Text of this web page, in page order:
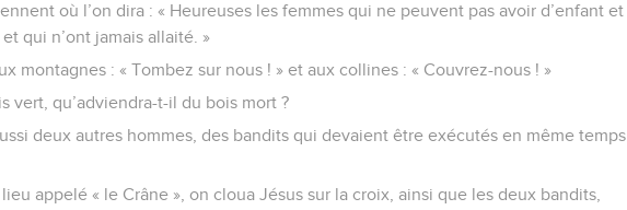
où l’on dira : « Heureuses les femmes qui ne peuvent pas avoir d’enfant et
qui n’ont jamais allaité. »
montagnes : « Tombez sur nous ! » et aux collines : « Couvrez-nous ! »
vert, qu’adviendra-t-il du bois mort ?
deux autres hommes, des bandits qui devaient être exécutés en même temps
appelé « le Crâne », on cloua Jésus sur la croix, ainsi que les deux bandits,